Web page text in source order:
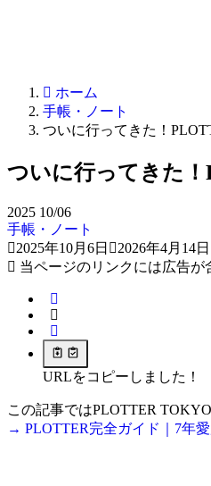
ホーム
手帳・ノート
ついに行ってきた！
ついに行ってきた
2025 10/06
手帳・ノート
2025年10月6日
2026年4月14日
当ページのリンクには広告が
URLをコピーしました！
この記事ではPLOTTER
→ PLOTTER完全ガイド｜7年